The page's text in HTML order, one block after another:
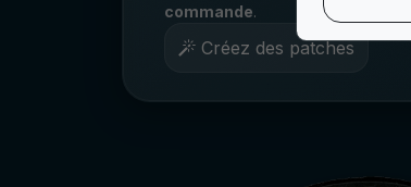
commande.
Créez des patches